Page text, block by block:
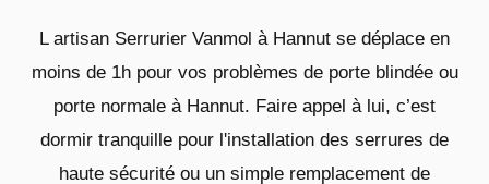
L artisan Serrurier Vanmol à Hannut se déplace en
moins de 1h pour vos problèmes de porte blindée ou
porte normale à Hannut. Faire appel à lui, c’est
dormir tranquille pour l'installation des serrures de
haute sécurité ou un simple remplacement de